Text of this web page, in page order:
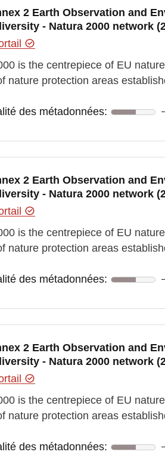
2 Earth Observation and
- Natura 2000 network
is the centrepiece of EU
nature protection areas
des métadonnées:
des métadonnées:
2 Earth Observation and
- Natura 2000 network
is the centrepiece of EU
nature protection areas
des métadonnées:
des métadonnées:
2 Earth Observation and
- Natura 2000 network
is the centrepiece of EU
nature protection areas
des métadonnées:
des métadonnées: